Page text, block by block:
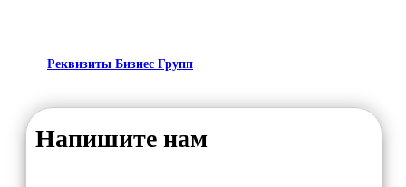
Реквизиты Бизнес Групп
Напишите нам